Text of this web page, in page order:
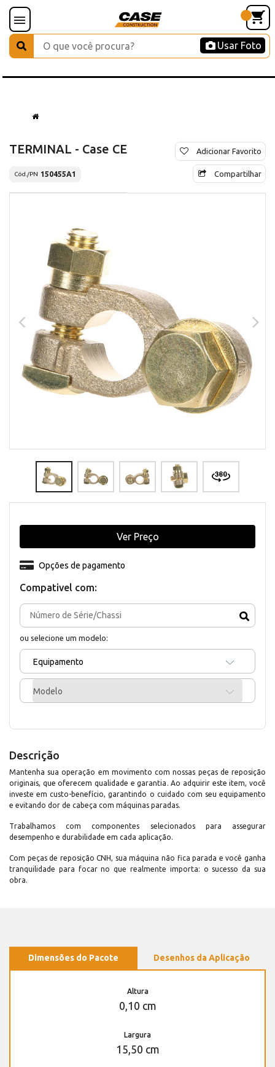
Usar Foto
TERMINAL - Case CE
Cód./PN 150455A1
Adicionar Favorito
Compartilhar
Compativel com:
ou selecione um modelo:
Equipamento
Modelo
Opções de pagamento
Ver Preço
Descrição
Mantenha sua operação em movimento com nossas peças de reposição
originais, que oferecem qualidade e garantia. Ao adquirir este item, você
investe em custo-benefício, garantindo o cuidado com seu equipamento
e evitando dor de cabeça com máquinas paradas.
Trabalhamos com componentes selecionados para assegurar
desempenho e durabilidade em cada aplicação.
Com peças de reposição CNH, sua máquina não fica parada e você ganha
tranquilidade para focar no que realmente importa: o sucesso da sua
obra.
Dimensões do Pacote Desenhos da Aplicação
Altura
0,10 cm
Largura
15,50 cm